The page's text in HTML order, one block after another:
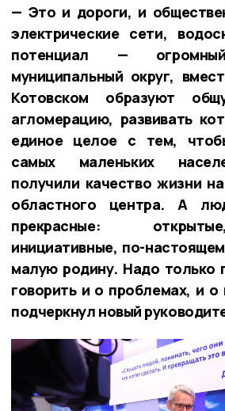
— Это и дороги, и
электрические сети,
потенциал —
муниципальный округ,
Котовском образуют
агломерацию, развивать
единое целое с тем,
самых маленьких
получили качество жизни
областного центра. А
прекрасные:
инициативные, по-
малую родину. Надо только
говорить и о проблемах, и о
подчеркнул новый